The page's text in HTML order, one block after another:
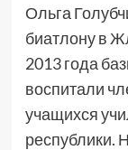
Ольга
биатлону в
2013 года
воспитали
учащихся
республики.